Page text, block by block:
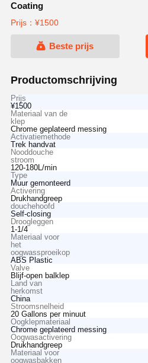
Coating
Prijs：¥1500
Beste prijs
Productomschrijving
Prijs
¥1500
Materiaal van de
klep
Chrome geplateerd messing
Activatiemethode
Trek handvat
Nooddouche
stroom
120-180L/min
Type
Muur gemonteerd
Activering
Drukhandgreep
douchehoofd
Self-closing
Droogleggen
1-1/4
Materiaal voor
het
oogwassproeikop
ABS Plastic
Valve
Blijf-open balklep
Land van
herkomst
China
Stroomsnelheid
20 Gallons per minuut
Oogklepmateriaal
Chrome geplateerd messing
Oogwasactivering
Drukhandgreep
Materiaal voor
oogwasbakken